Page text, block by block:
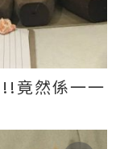
竟然係一一